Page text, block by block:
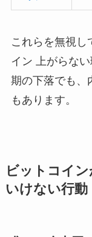
これらを無視し
イン 上がらな
期の下落でも、
もあります。
ビットコイ
いけない行動